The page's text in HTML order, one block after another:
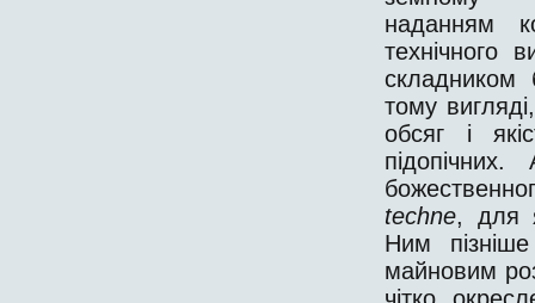
наданням
технічного
складником
тому
обсяг і
techne, для
Ним
майновим
чітко